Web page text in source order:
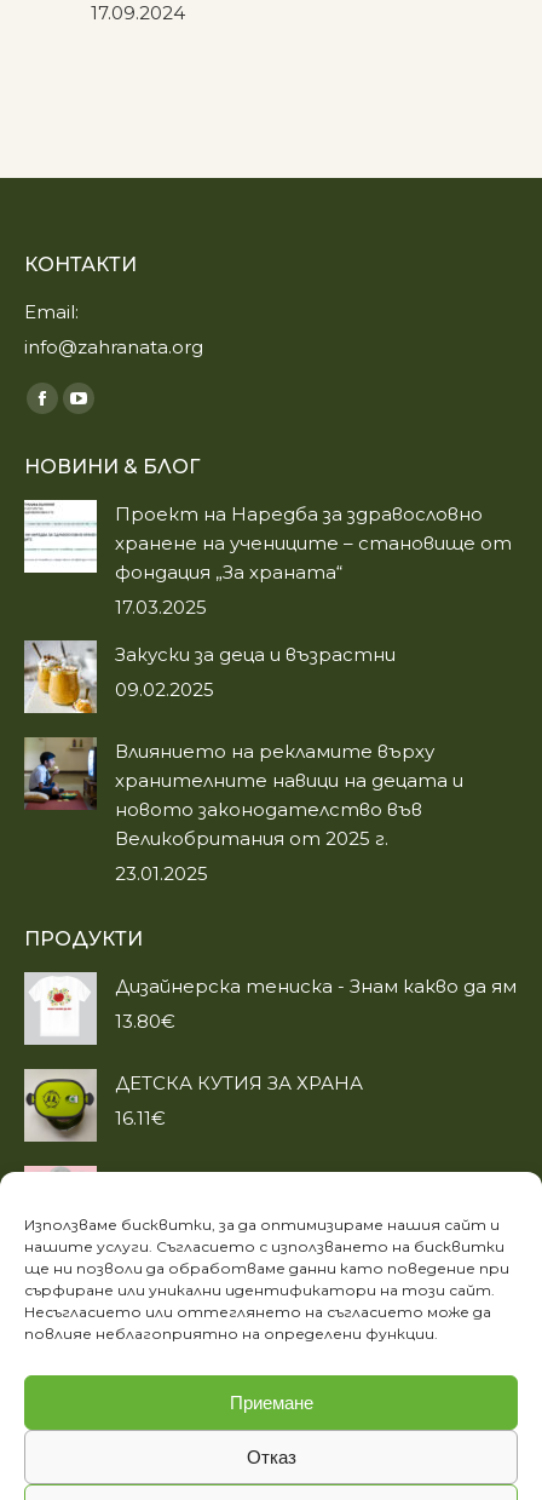
Използваме бисквитки, за да оптимизираме нашия сайт и
нашите услуги. Съгласието с използването на бисквитки
ще ни позволи да обработваме данни като поведение при
сърфиране или уникални идентификатори на този сайт.
Несъгласието или оттеглянето на съгласието може да
повлияе неблагоприятно на определени функции.
Приемане
Отказ
17.09.2024
КОНТАКТИ
Email:
info@zahranata.org
Find us on:
Facebook
opens
in
new
window
YouTube
opens
in
new
window
НОВИНИ & БЛОГ
Проект на Наредба за здравословно
хранене на учениците – становище от
фондация „За храната“
17.03.2025
Закуски за деца и възрастни
09.02.2025
Влиянието на рекламите върху
хранителните навици на децата и
новото законодателство във
Великобритания от 2025 г.
23.01.2025
ПРОДУКТИ
Дизайнерска тениска - Знам какво да ям
13.80€
ДЕТСКА КУТИЯ ЗА ХРАНА
16.11€
Корпоративно събитие за деца -
434.60€
ИНФОРМАЦИЯ
Етичен кодекс на фондация „За храната“